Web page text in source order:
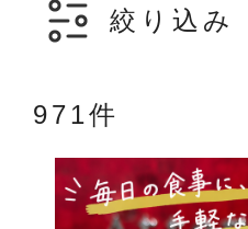
絞り込み
971件